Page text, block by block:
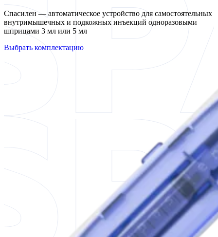
Спасилен — автоматическое устройство для самостоятельных
внутримышечных и подкожных инъекций одноразовыми
шприцами 3 мл или 5 мл
Выбрать комплектацию